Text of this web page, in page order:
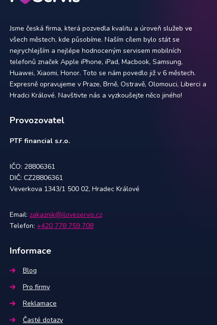
Jsme česká firma, která pozvedla kvalitu a úroveň služeb ve
všech městech, kde působíme. Naším cílem bylo stát se
nejrychlejším a nejlépe hodnoceným servisem mobilních
telefonů značek Apple iPhone, iPad, Macbook, Samsung,
Huawei, Xiaomi, Honor. Toto se nám povedlo již v 6 městech.
Expresně opravujeme v Praze, Brně, Ostravě, Olomouci, Liberci a
Hradci Králové. Navštivte nás a vyzkoušejte něco jiného!
Provozovatel
PTF financial s.r.o.
IČO: 28806361
DIČ: CZ28806361
Veverkova 1343/1 500 02, Hradec Králové
Email: zakaznik@iloveservis.cz
Telefon: +420 778 759 708
Informace
Blog
Pro firmy
Reklamace
Časté dotazy